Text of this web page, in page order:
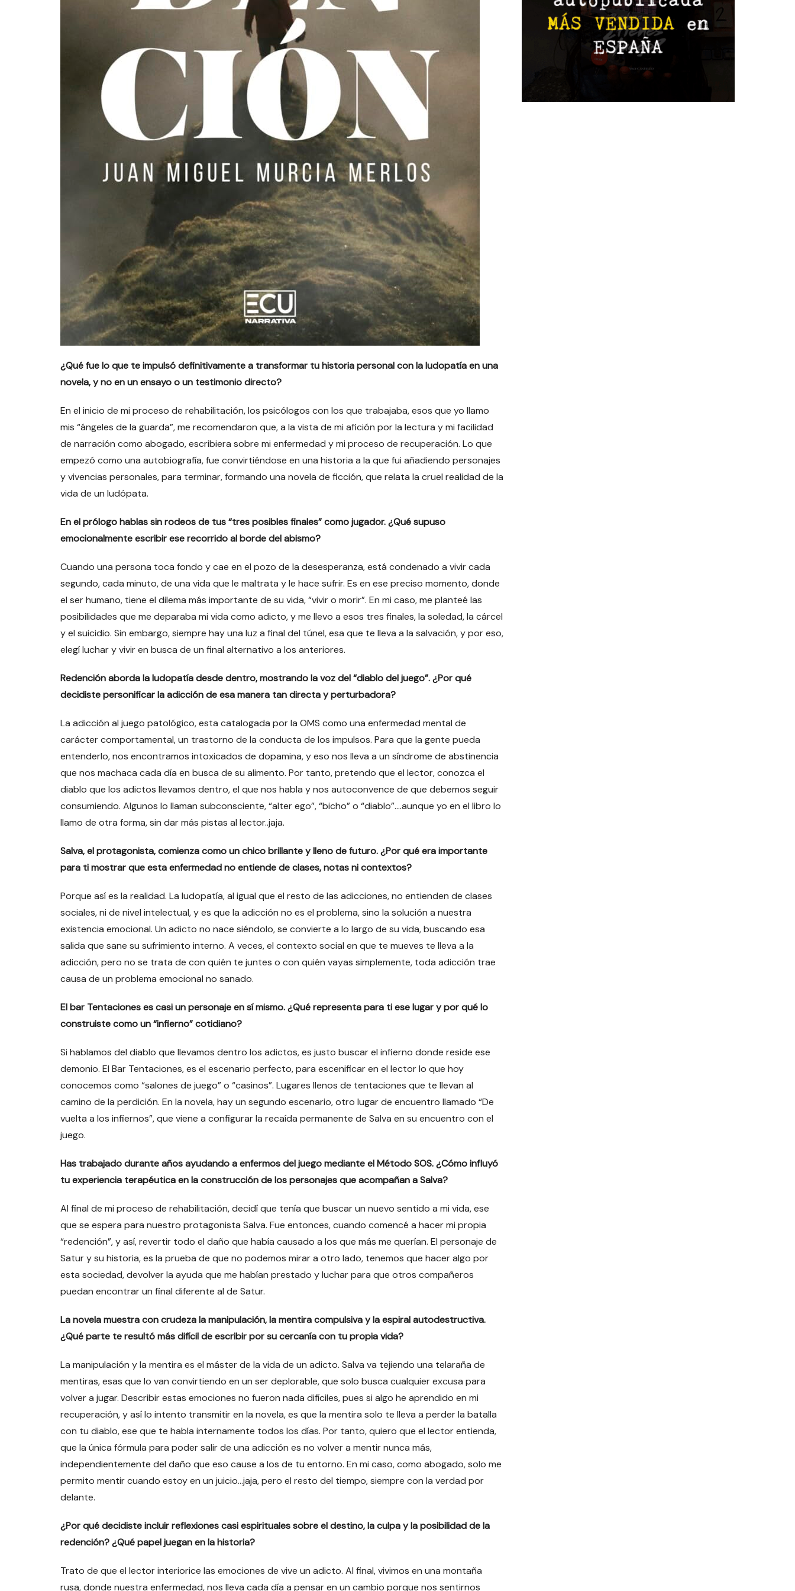
¿Qué fue lo que te impulsó definitivamente a transformar tu historia personal con la ludopatía en una
novela, y no en un ensayo o un testimonio directo?
En el inicio de mi proceso de rehabilitación, los psicólogos con los que trabajaba, esos que yo llamo
mis “ángeles de la guarda”, me recomendaron que, a la vista de mi afición por la lectura y mi facilidad
de narración como abogado, escribiera sobre mi enfermedad y mi proceso de recuperación. Lo que
empezó como una autobiografía, fue convirtiéndose en una historia a la que fui añadiendo personajes
y vivencias personales, para terminar, formando una novela de ficción, que relata la cruel realidad de la
vida de un ludópata.
En el prólogo hablas sin rodeos de tus “tres posibles finales” como jugador. ¿Qué supuso
emocionalmente escribir ese recorrido al borde del abismo?
Cuando una persona toca fondo y cae en el pozo de la desesperanza, está condenado a vivir cada
segundo, cada minuto, de una vida que le maltrata y le hace sufrir. Es en ese preciso momento, donde
el ser humano, tiene el dilema más importante de su vida, “vivir o morir”. En mi caso, me planteé las
posibilidades que me deparaba mi vida como adicto, y me llevo a esos tres finales, la soledad, la cárcel
y el suicidio. Sin embargo, siempre hay una luz a final del túnel, esa que te lleva a la salvación, y por eso,
elegí luchar y vivir en busca de un final alternativo a los anteriores.
Redención aborda la ludopatía desde dentro, mostrando la voz del “diablo del juego”. ¿Por qué
decidiste personificar la adicción de esa manera tan directa y perturbadora?
La adicción al juego patológico, esta catalogada por la OMS como una enfermedad mental de
carácter comportamental, un trastorno de la conducta de los impulsos. Para que la gente pueda
entenderlo, nos encontramos intoxicados de dopamina, y eso nos lleva a un síndrome de abstinencia
que nos machaca cada día en busca de su alimento. Por tanto, pretendo que el lector, conozca el
diablo que los adictos llevamos dentro, el que nos habla y nos autoconvence de que debemos seguir
consumiendo. Algunos lo llaman subconsciente, “alter ego”, “bicho” o “diablo”….aunque yo en el libro lo
llamo de otra forma, sin dar más pistas al lector..jaja.
Salva, el protagonista, comienza como un chico brillante y lleno de futuro. ¿Por qué era importante
para ti mostrar que esta enfermedad no entiende de clases, notas ni contextos?
Porque así es la realidad. La ludopatía, al igual que el resto de las adicciones, no entienden de clases
sociales, ni de nivel intelectual, y es que la adicción no es el problema, sino la solución a nuestra
existencia emocional. Un adicto no nace siéndolo, se convierte a lo largo de su vida, buscando esa
salida que sane su sufrimiento interno. A veces, el contexto social en que te mueves te lleva a la
adicción, pero no se trata de con quién te juntes o con quién vayas simplemente, toda adicción trae
causa de un problema emocional no sanado.
El bar Tentaciones es casi un personaje en sí mismo. ¿Qué representa para ti ese lugar y por qué lo
construiste como un “infierno” cotidiano?
Si hablamos del diablo que llevamos dentro los adictos, es justo buscar el infierno donde reside ese
demonio. El Bar Tentaciones, es el escenario perfecto, para escenificar en el lector lo que hoy
conocemos como “salones de juego” o “casinos”. Lugares llenos de tentaciones que te llevan al
camino de la perdición. En la novela, hay un segundo escenario, otro lugar de encuentro llamado “De
vuelta a los infiernos”, que viene a configurar la recaída permanente de Salva en su encuentro con el
juego.
Has trabajado durante años ayudando a enfermos del juego mediante el Método SOS. ¿Cómo influyó
tu experiencia terapéutica en la construcción de los personajes que acompañan a Salva?
Al final de mi proceso de rehabilitación, decidí que tenía que buscar un nuevo sentido a mi vida, ese
que se espera para nuestro protagonista Salva. Fue entonces, cuando comencé a hacer mi propia
“redención”, y así, revertir todo el daño que había causado a los que más me querían. El personaje de
Satur y su historia, es la prueba de que no podemos mirar a otro lado, tenemos que hacer algo por
esta sociedad, devolver la ayuda que me habían prestado y luchar para que otros compañeros
puedan encontrar un final diferente al de Satur.
La novela muestra con crudeza la manipulación, la mentira compulsiva y la espiral autodestructiva.
¿Qué parte te resultó más difícil de escribir por su cercanía con tu propia vida?
La manipulación y la mentira es el máster de la vida de un adicto. Salva va tejiendo una telaraña de
mentiras, esas que lo van convirtiendo en un ser deplorable, que solo busca cualquier excusa para
volver a jugar. Describir estas emociones no fueron nada difíciles, pues si algo he aprendido en mi
recuperación, y así lo intento transmitir en la novela, es que la mentira solo te lleva a perder la batalla
con tu diablo, ese que te habla internamente todos los días. Por tanto, quiero que el lector entienda,
que la única fórmula para poder salir de una adicción es no volver a mentir nunca más,
independientemente del daño que eso cause a los de tu entorno. En mi caso, como abogado, solo me
permito mentir cuando estoy en un juicio…jaja, pero el resto del tiempo, siempre con la verdad por
delante.
¿Por qué decidiste incluir reflexiones casi espirituales sobre el destino, la culpa y la posibilidad de la
redención? ¿Qué papel juegan en la historia?
Trato de que el lector interiorice las emociones de vive un adicto. Al final, vivimos en una montaña
rusa, donde nuestra enfermedad, nos lleva cada día a pensar en un cambio porque nos sentirnos